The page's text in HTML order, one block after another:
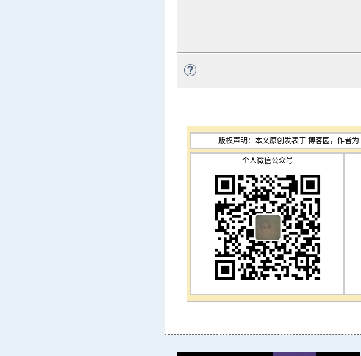
版权声明：本文原创发表于 博客园，作者为
个人微信公众号